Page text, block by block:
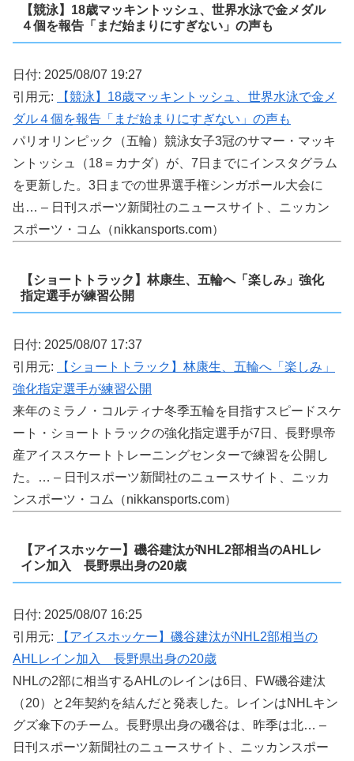
【競泳】18歳マッキントッシュ、世界水泳で金メダル
４個を報告「まだ始まりにすぎない」の声も
日付: 2025/08/07 19:27
引用元:
【競泳】18歳マッキントッシュ、世界水泳で金メ
ダル４個を報告「まだ始まりにすぎない」の声も
パリオリンピック（五輪）競泳女子3冠のサマー・マッキ
ントッシュ（18＝カナダ）が、7日までにインスタグラム
を更新した。3日までの世界選手権シンガポール大会に
出… – 日刊スポーツ新聞社のニュースサイト、ニッカン
スポーツ・コム（nikkansports.com）
【ショートトラック】林康生、五輪へ「楽しみ」強化
指定選手が練習公開
日付: 2025/08/07 17:37
引用元:
【ショートトラック】林康生、五輪へ「楽しみ」
強化指定選手が練習公開
来年のミラノ・コルティナ冬季五輪を目指すスピードスケ
ート・ショートトラックの強化指定選手が7日、長野県帝
産アイススケートトレーニングセンターで練習を公開し
た。… – 日刊スポーツ新聞社のニュースサイト、ニッカ
ンスポーツ・コム（nikkansports.com）
【アイスホッケー】磯谷建汰がNHL2部相当のAHLレ
イン加入 長野県出身の20歳
日付: 2025/08/07 16:25
引用元:
【アイスホッケー】磯谷建汰がNHL2部相当の
AHLレイン加入 長野県出身の20歳
NHLの2部に相当するAHLのレインは6日、FW磯谷建汰
（20）と2年契約を結んだと発表した。レインはNHLキン
グズ傘下のチーム。長野県出身の磯谷は、昨季は北… –
日刊スポーツ新聞社のニュースサイト、ニッカンスポー